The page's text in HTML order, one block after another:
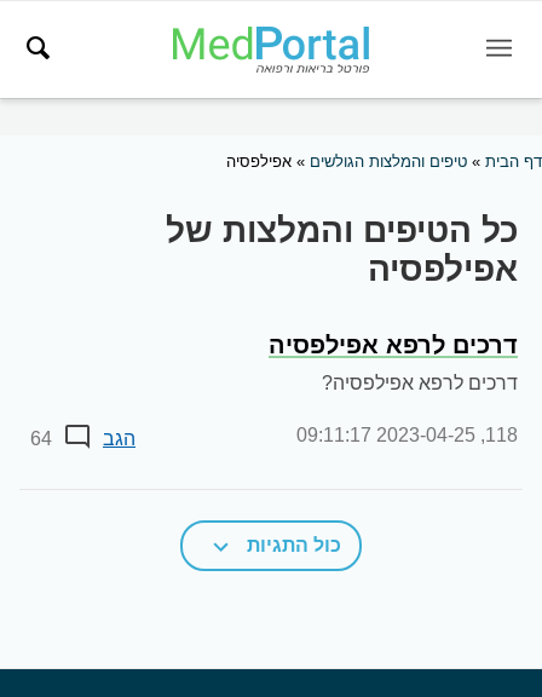
דף הבית » טיפים והמלצות הגולשים » אפילפסיה
כל הטיפים והמלצות של
אפילפסיה
דרכים לרפא אפילפסיה
דרכים לרפא אפילפסיה?
118,
2023-04-25 09:11:17 הגב 64
כול התגיות